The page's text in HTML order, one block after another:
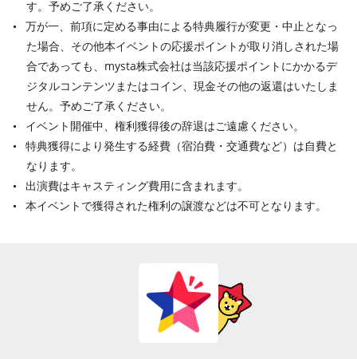
す。予めご了承ください。
万が一、前項に定める事由による特典履行が変更・中止となっ
た場合、その他本イベントの応援ポイントが取り消しされた場
合であっても、mysta株式会社は当該応援ポイントにかかるデ
ジタルコンテンツまたはコイン、現金その他の返還はいたしま
せん。予めご了承ください。
イベント開催中、権利獲得後の辞退はご遠慮ください。
特典獲得により発生する経費（宿泊費・交通費など）は自費と
なります。
出演費はキャスティング費用に含まれます。
本イベントで獲得された権利の譲渡などは不可となります。